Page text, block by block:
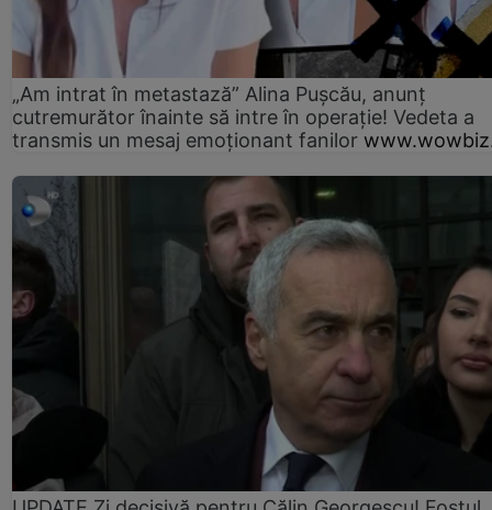
„Am intrat în metastază” Alina Pușcău, anunț
cutremurător înainte să intre în operație! Vedeta a
transmis un mesaj emoționant fanilor